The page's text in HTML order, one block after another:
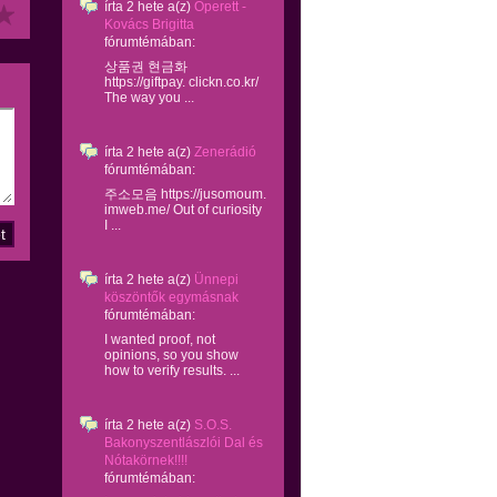
írta 2 hete a(z) Operett -
Kovács Brigitta
fórumtémában:
상품권 현금화
https://giftpay. clickn.co.kr/
The way you ...
írta 2 hete a(z) Zenerádió
fórumtémában:
주소모음 https://jusomoum.
imweb.me/ Out of curiosity
I ...
írta 2 hete a(z) Ünnepi
köszöntők egymásnak
fórumtémában:
I wanted proof, not
opinions, so you show
how to verify results. ...
írta 2 hete a(z) S.O.S.
Bakonyszentlászlói Dal és
Nótakörnek!!!!
fórumtémában: